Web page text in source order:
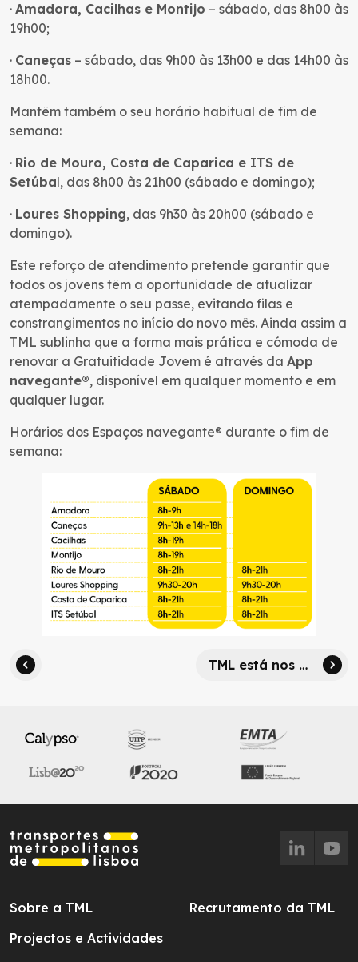
· Amadora, Cacilhas e Montijo – sábado, das 8h00 às
19h00;
· Caneças – sábado, das 9h00 às 13h00 e das 14h00 às
18h00.
Mantêm também o seu horário habitual de fim de
semana:
· Rio de Mouro, Costa de Caparica e ITS de
Setúbal, das 8h00 às 21h00 (sábado e domingo);
· Loures Shopping, das 9h30 às 20h00 (sábado e
domingo).
Este reforço de atendimento pretende garantir que
todos os jovens têm a oportunidade de atualizar
atempadamente o seu passe, evitando filas e
constrangimentos no início do novo mês. Ainda assim a
TML sublinha que a forma mais prática e cómoda de
renovar a Gratuitidade Jovem é através da App
navegante®, disponível em qualquer momento e em
qualquer lugar.
Horários dos Espaços navegante® durante o fim de
semana:
TML está nos Urban Mobility Days
Sobre a TML
Projectos e Actividades
Recrutamento da TML